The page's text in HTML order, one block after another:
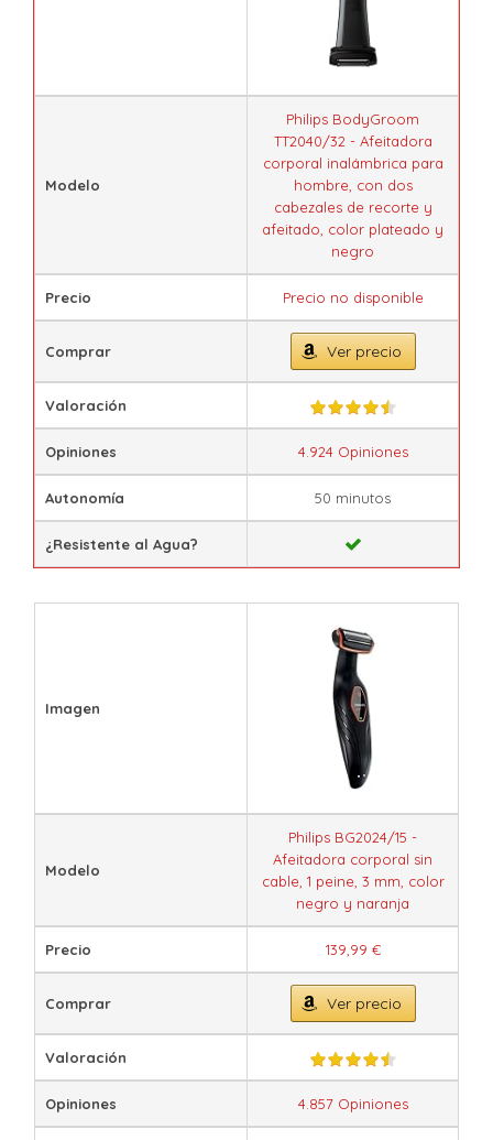
Modelo
Philips BodyGroom
TT2040/32 - Afeitadora
corporal inalámbrica para
hombre, con dos
cabezales de recorte y
afeitado, color plateado y
negro
Precio Precio no disponible
Comprar Ver precio
Valoración
Opiniones 4.924 Opiniones
Autonomía 50 minutos
¿Resistente al Agua?
Imagen
Modelo
Philips BG2024/15 -
Afeitadora corporal sin
cable, 1 peine, 3 mm, color
negro y naranja
Precio 139,99 €
Comprar Ver precio
Valoración
Opiniones 4.857 Opiniones